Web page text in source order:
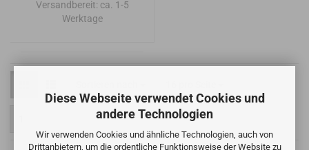
Diese Webseite verwendet Cookies und
andere Technologien
Wir verwenden Cookies und ähnliche Technologien, auch von
Drittanbietern, um die ordentliche Funktionsweise der Website zu
Versandbereit: ca. 1-5
Werktage